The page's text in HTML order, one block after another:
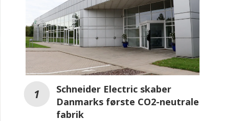
Schneider Electric skaber
Danmarks første CO2-neutrale
fabrik